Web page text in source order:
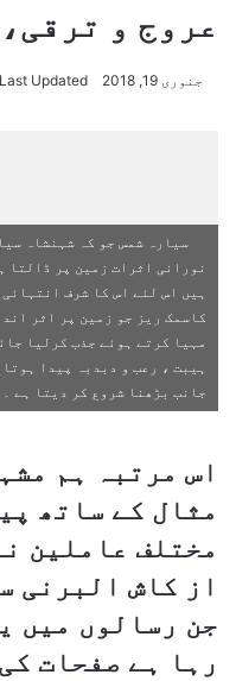
عروج و
جنوری 19, 2018 Last Updated: جنوری 19, 2018
سیارہ شمس جو کہ شہنشاہ
نورانی اثرات زمین پر ڈالتا
ہیں اس لئے اس کا شرف
کاسمک ریز جو زمین پر اثر
مہیا کرتے ہوئے جذب کرلیا
ہیبت ، رعب و دبدبہ پیدا
جانب بڑھنا شروع کر دیتا ہے ۔
اس مرتبہ ہم
مثال کے ساتھ
مختلف عاملین
از کاش البرنی
جن رسالوں میں
رہا ہے صفحات